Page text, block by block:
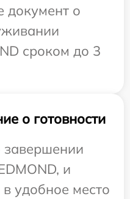
документ о
сроком до 3
о готовности
и
удобное место